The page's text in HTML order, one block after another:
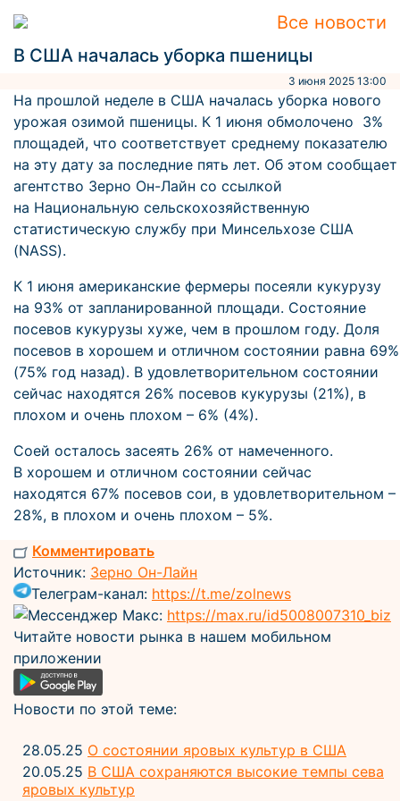
Все новости
В США началась уборка пшеницы
3 июня 2025 13:00
На прошлой неделе в США началась уборка нового
урожая озимой пшеницы. К 1 июня обмолочено 3%
площадей, что соответствует среднему показателю
на эту дату за последние пять лет. Об этом сообщает
агентство Зерно Он-Лайн со ссылкой
на Национальную сельскохозяйственную
статистическую службу при Минсельхозе США
(NASS).
К 1 июня американские фермеры посеяли кукурузу
на 93% от запланированной площади. Состояние
посевов кукурузы хуже, чем в прошлом году. Доля
посевов в хорошем и отличном состоянии равна 69%
(75% год назад). В удовлетворительном состоянии
сейчас находятся 26% посевов кукурузы (21%), в
плохом и очень плохом – 6% (4%).
Соей осталось засеять 26% от намеченного.
В хорошем и отличном состоянии сейчас
находятся 67% посевов сои, в удовлетворительном –
28%, в плохом и очень плохом – 5%.
Комментировать
Источник: Зерно Он-Лайн
Телеграм-канал: https://t.me/zolnews
Мессенджер Макс: https://max.ru/id5008007310_biz
Читайте новости рынка в нашем мобильном
приложении
Новости по этой теме:
28.05.25 О состоянии яровых культур в США
20.05.25 В США сохраняются высокие темпы сева
яровых культур